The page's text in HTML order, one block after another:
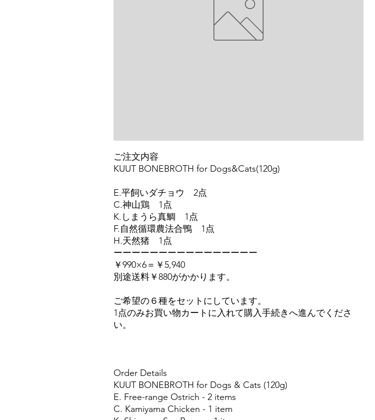
ご注文内容
KUUT BONEBROTH for Dogs&Cats(120g)
E.平飼いダチョウ 2点
C.神山鶏 1点
K.しまうら真鯛 1点
F.自然循環農法合鴨 1点
H.天然猪 1点
ーーーーーーーーーーーーーーーー
￥990×6＝￥5,940
別途送料￥880がかかります。
ご希望の６種をセットにしています。
1点のみお買い物カートに入れて購入手続きへ進んでくださ
い。
Order Details
KUUT BONEBROTH for Dogs & Cats (120g)
E. Free-range Ostrich - 2 items
C. Kamiyama Chicken - 1 item